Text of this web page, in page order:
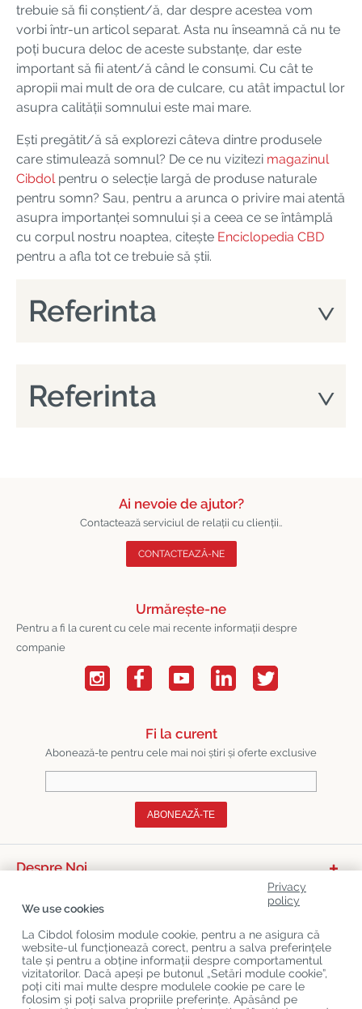
trebuie să fii conștient/ă, dar despre acestea vom
vorbi într-un articol separat. Asta nu înseamnă că nu te
poți bucura deloc de aceste substanțe, dar este
important să fii atent/ă când le consumi. Cu cât te
apropii mai mult de ora de culcare, cu atât impactul lor
asupra calității somnului este mai mare.
Ești pregătit/ă să explorezi câteva dintre produsele
care stimulează somnul? De ce nu vizitezi magazinul
Cibdolpentru o selecție largă de produse naturale
pentru somn? Sau, pentru a arunca o privire mai atentă
asupra importanței somnului și a ceea ce se întâmplă
cu corpul nostru noaptea, citește Enciclopedia CBD
pentru a afla tot ce trebuie să știi.
Referinta
Referinta
Ai nevoie de ajutor?
Contactează serviciul de relații cu clienții..
CONTACTEAZĂ-NE
Urmărește-ne
Pentru a fi la curent cu cele mai recente informații despre
companie
Fi la curent
Abonează-te pentru cele mai noi știri și oferte exclusive
ABONEAZĂ-TE
Despre Noi
Ultimele Postări Pe Blog
Privacy
policy
We use cookies
La Cibdol folosim module cookie, pentru a ne asigura că
website-ul funcționează corect, pentru a salva preferințele
tale și pentru a obține informații despre comportamentul
vizitatorilor. Dacă apeși pe butonul „Setări module cookie”,
poți citi mai multe despre modulele cookie pe care le
folosim și poți salva propriile preferințe. Apăsând pe
Copyright©CibdolLast updated 10-08-2026